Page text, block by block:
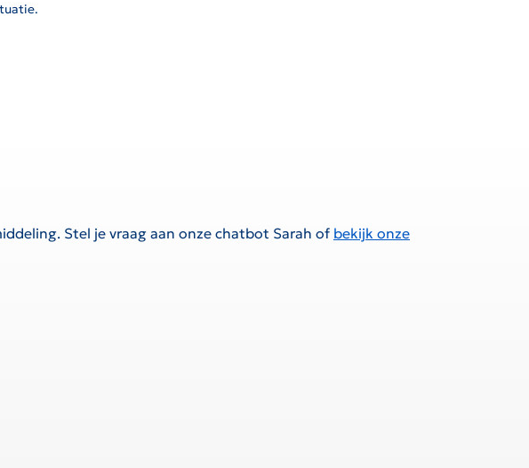
Stel je vraag aan onze chatbot Sarah of bekijk onze